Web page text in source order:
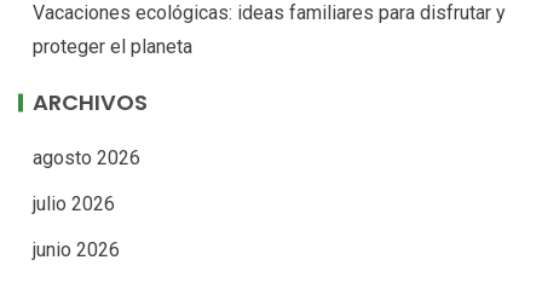
Vacaciones ecológicas: ideas familiares para disfrutar y
proteger el planeta
ARCHIVOS
agosto 2026
julio 2026
junio 2026